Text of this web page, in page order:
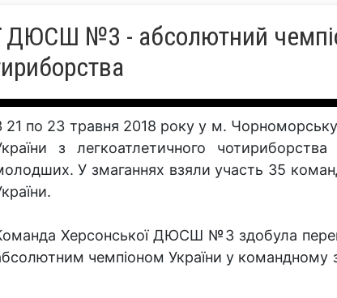
ДЮСШ №3 - абсолютний
21 по 23 травня 2018 року у м.
з легкоатлетичного
У змаганнях взяли участь 35
Херсонської ДЮСШ №3 здобула
чемпіоном України у командному